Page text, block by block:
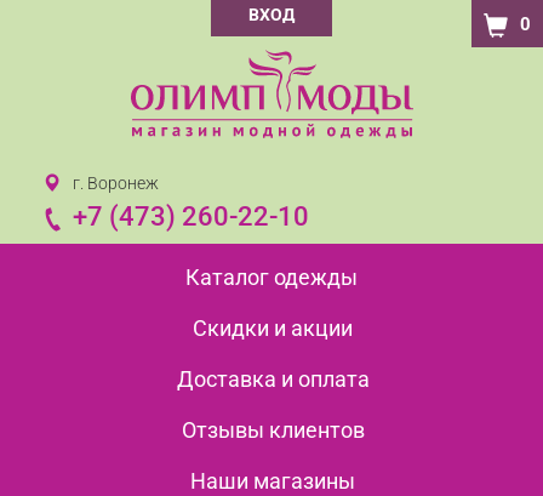
ВХОД 0
г. Воронеж
+7 (473) 260-22-10
Каталог одежды
Скидки и акции
Доставка и оплата
Отзывы клиентов
Наши магазины